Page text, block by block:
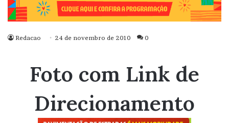
Redacao 24 de novembro de 2010 0
Foto com Link de
Direcionamento